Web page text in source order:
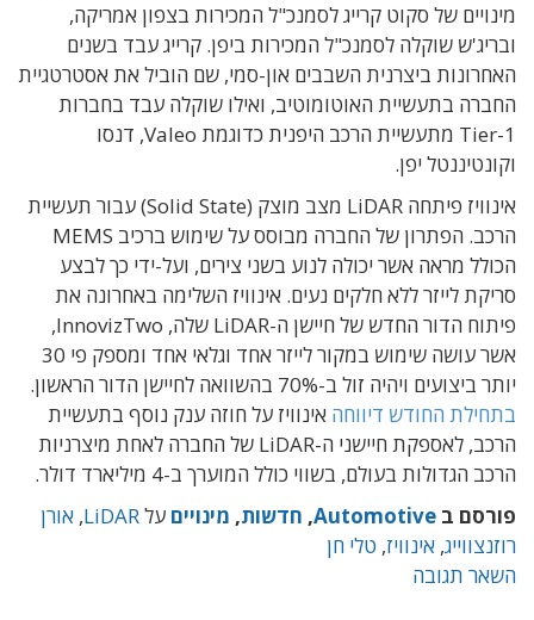
מינויים של סקוט קרייג לסמנכ"ל המכירות בצפון אמריקה,
ובריג'ש שוקלה לסמנכ"ל המכירות ביפן. קרייג עבד בשנים
האחרונות ביצרנית השבבים און-סמי, שם הוביל את אסטרטגיית
החברה בתעשיית האוטומוטיב, ואילו שוקלה עבד בחברות
Tier-1 מתעשיית הרכב היפנית כדוגמת Valeo, דנסו
וקונטיננטל יפן.
אינוויז פיתחה LiDAR מצב מוצק (Solid State) עבור תעשיית
הרכב. הפתרון של החברה מבוסס על שימוש ברכיב MEMS
הכולל מראה אשר יכולה לנוע בשני צירים, ועל-ידי כך לבצע
סריקת לייזר ללא חלקים נעים. אינוויז השלימה באחרונה את
פיתוח הדור החדש של חיישן ה-LiDAR שלה, InnovizTwo,
אשר עושה שימוש במקור לייזר אחד וגלאי אחד ומספק פי 30
יותר ביצועים ויהיה זול ב-70% בהשוואה לחיישן הדור הראשון.
בתחילת החודש דיווחה אינוויז על חוזה ענק נוסף בתעשיית
הרכב, לאספקת חיישני ה-LiDAR של החברה לאחת מיצרניות
הרכב הגדולות בעולם, בשווי כולל המוערך ב-4 מיליארד דולר.
פורסם ב Automotive
, חדשות, מינויים עלLiDAR
, אורן
רוזנצווייג, אינוויז, טלי חן
השאר תגובה